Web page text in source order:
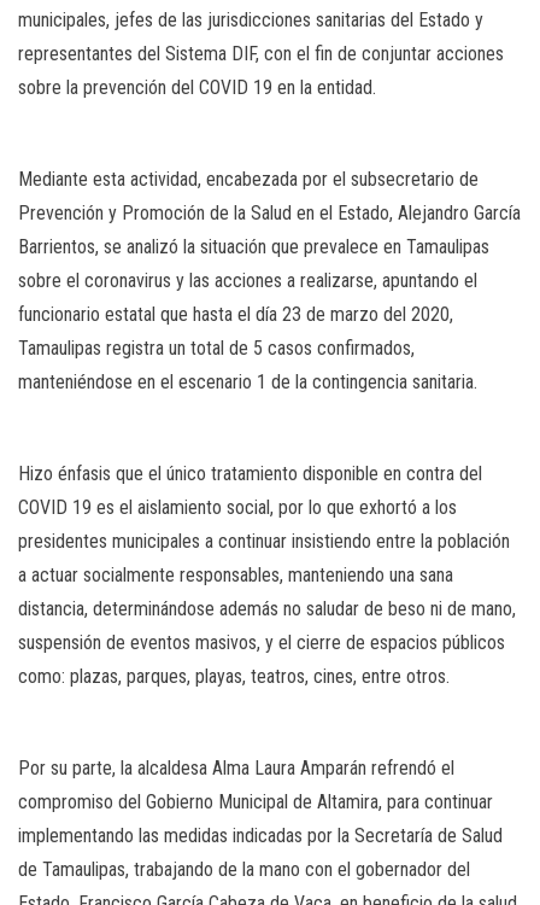
municipales, jefes de las jurisdicciones sanitarias del Estado y
representantes del Sistema DIF, con el fin de conjuntar acciones
sobre la prevención del COVID 19 en la entidad.
Mediante esta actividad, encabezada por el subsecretario de
Prevención y Promoción de la Salud en el Estado, Alejandro García
Barrientos, se analizó la situación que prevalece en Tamaulipas
sobre el coronavirus y las acciones a realizarse, apuntando el
funcionario estatal que hasta el día 23 de marzo del 2020,
Tamaulipas registra un total de 5 casos confirmados,
manteniéndose en el escenario 1 de la contingencia sanitaria.
Hizo énfasis que el único tratamiento disponible en contra del
COVID 19 es el aislamiento social, por lo que exhortó a los
presidentes municipales a continuar insistiendo entre la población
a actuar socialmente responsables, manteniendo una sana
distancia, determinándose además no saludar de beso ni de mano,
suspensión de eventos masivos, y el cierre de espacios públicos
como: plazas, parques, playas, teatros, cines, entre otros.
Por su parte, la alcaldesa Alma Laura Amparán refrendó el
compromiso del Gobierno Municipal de Altamira, para continuar
implementando las medidas indicadas por la Secretaría de Salud
de Tamaulipas, trabajando de la mano con el gobernador del